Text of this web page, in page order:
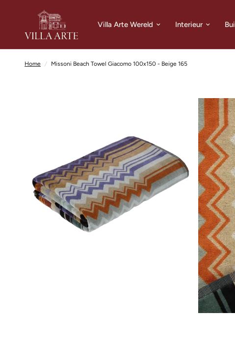
Villa Arte Wereld Interieur
Home / Missoni Beach Towel Giacomo 100x150 - Beige 165